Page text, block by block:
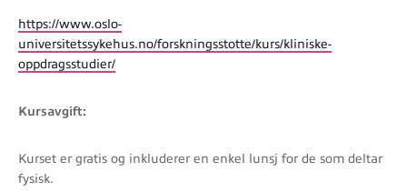
https://www.oslo-
universitetssykehus.no/forskningsstotte/kurs/kliniske-
oppdragsstudier/
Kursavgift:
Kurset er gratis og inkluderer en enkel lunsj for de som deltar
fysisk.